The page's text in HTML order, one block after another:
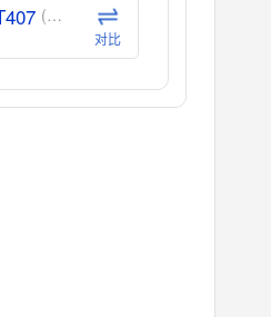
(德州仪器-TI)
对比
(德州仪器-TI)
对比